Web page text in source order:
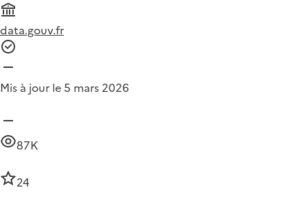
data.gouv.fr
Mis à jour le 5 mars 2026
87K
24